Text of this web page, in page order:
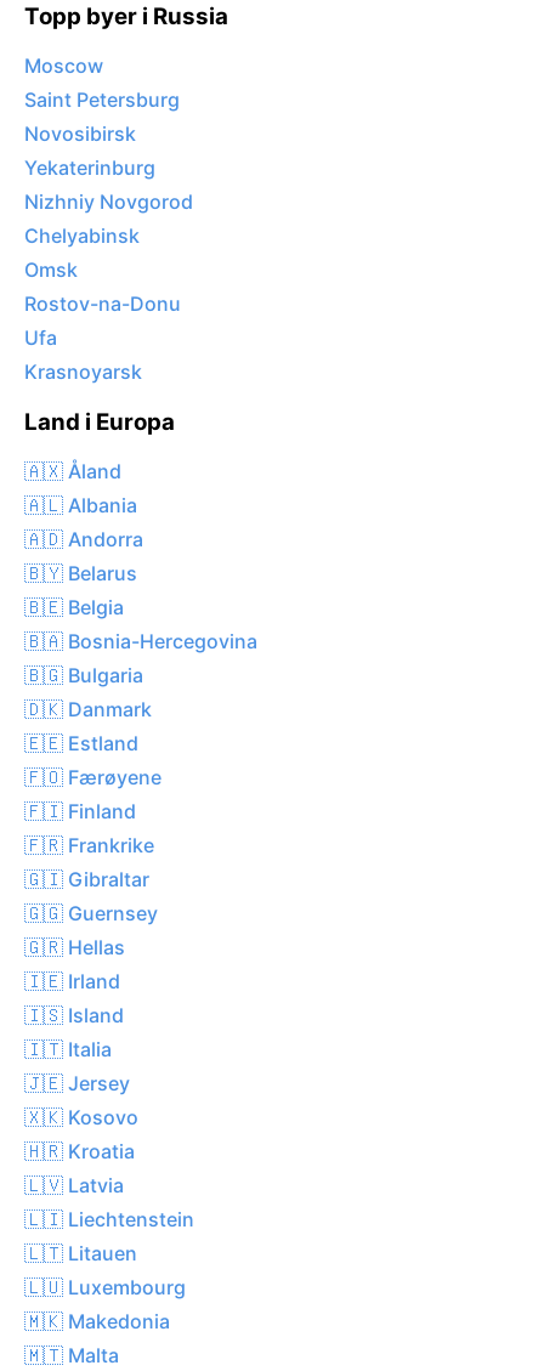
Topp byer i Russia
Moscow
Saint Petersburg
Novosibirsk
Yekaterinburg
Nizhniy Novgorod
Chelyabinsk
Omsk
Rostov-na-Donu
Ufa
Krasnoyarsk
Land i Europa
🇦🇽 Åland
🇦🇱 Albania
🇦🇩 Andorra
🇧🇾 Belarus
🇧🇪 Belgia
🇧🇦 Bosnia-Hercegovina
🇧🇬 Bulgaria
🇩🇰 Danmark
🇪🇪 Estland
🇫🇴 Færøyene
🇫🇮 Finland
🇫🇷 Frankrike
🇬🇮 Gibraltar
🇬🇬 Guernsey
🇬🇷 Hellas
🇮🇪 Irland
🇮🇸 Island
🇮🇹 Italia
🇯🇪 Jersey
🇽🇰 Kosovo
🇭🇷 Kroatia
🇱🇻 Latvia
🇱🇮 Liechtenstein
🇱🇹 Litauen
🇱🇺 Luxembourg
🇲🇰 Makedonia
🇲🇹 Malta